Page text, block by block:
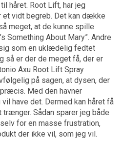
håret. Root Lift, har jeg
vidt begreb. Det kan dække
meget, at de kunne spille
Something About Mary”. Andre
som en uklædelig fedtet
så er der de meget få, der er
Axu Root Lift Spray
på sagen, at dysen, der
Med den havner
have det. Dermed kan håret få
Sådan sparer jeg både
for en masse frustration,
der ikke vil, som jeg vil.